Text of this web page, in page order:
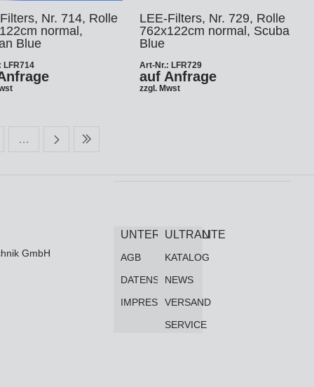
Nr. 714, Rolle
normal,
Blue
LFR714
LEE-Filters, Nr. 729, Rolle
762x122cm normal, Scuba
Blue
Art-Nr.: LFR729
auf Anfrage
zzgl. Mwst
…
GmbH
UNTERNEHMEN
AGB
DATENSCHUTZ
IMPRESSUM
ULTRALITE
KATALOG
NEWS
VERSAND
SERVICE